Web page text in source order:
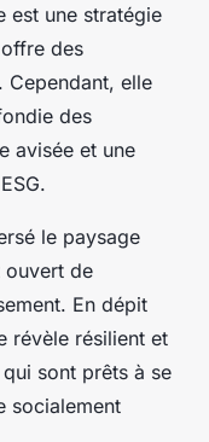
est une stratégie
des
Cependant, elle
des
avisée et une
le paysage
ouvert de
En dépit
révèle résilient et
sont prêts à se
socialement